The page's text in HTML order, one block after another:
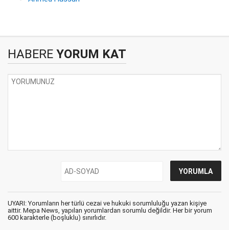
HABERE YORUM KAT
UYARI: Yorumların her türlü cezai ve hukuki sorumluluğu yazan kişiye
aittir. Mepa News, yapılan yorumlardan sorumlu değildir. Her bir yorum
600 karakterle (boşluklu) sınırlıdır.